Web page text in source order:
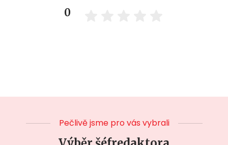
0
Pečlivě jsme pro vás vybrali